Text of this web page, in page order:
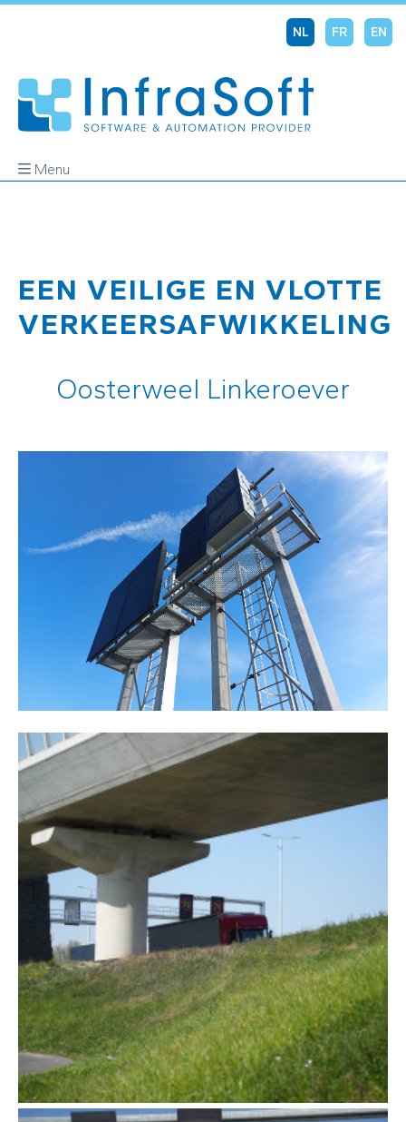
Menu
NL FR EN
EEN VEILIGE EN VLOTTE
VERKEERSAFWIKKELING
Oosterweel Linkeroever